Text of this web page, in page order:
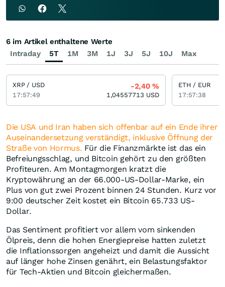
Die USA und Iran haben sich offenbar auf ein Ende ihrer
Auseinandersetzung verständigt, inklusive Öffnung der
Straße von Hormus. Für die Finanzmärkte ist das ein
Befreiungsschlag, und Bitcoin gehört zu den größten
Profiteuren. Am Montagmorgen kratzt die
Kryptowährung an der 66.000-US-Dollar-Marke, ein
Plus von gut zwei Prozent binnen 24 Stunden. Kurz vor
9:00 deutscher Zeit kostet ein Bitcoin 65.733 US-
Dollar.
Das Sentiment profitiert vor allem vom sinkenden
Ölpreis, denn die hohen Energiepreise hatten zuletzt
die Inflationssorgen angeheizt und damit die Aussicht
auf länger hohe Zinsen genährt, ein Belastungsfaktor
für Tech-Aktien und Bitcoin gleichermaßen.
Intraday 5T 1M 3M 1J 3J 5J 10J Max
6 im Artikel enthaltene Werte
XRP / USD
17:57:49
-2,40%
1,04557713 USD
ETH / EUR
17:57:38